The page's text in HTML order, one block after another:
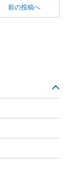
前の投稿へ